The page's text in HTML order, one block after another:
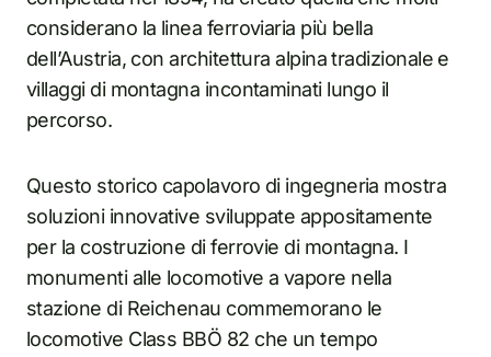
considerano la linea ferroviaria più bella
dell’Austria, con architettura alpina tradizionale e
villaggi di montagna incontaminati lungo il
percorso.
Questo storico capolavoro di ingegneria mostra
soluzioni innovative sviluppate appositamente
per la costruzione di ferrovie di montagna. I
monumenti alle locomotive a vapore nella
stazione di Reichenau commemorano le
locomotive Class BBÖ 82 che un tempo